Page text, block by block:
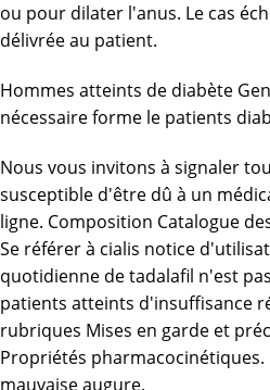
ou pour dilater l'anus. Le cas
délivrée au patient.
Hommes atteints de diabète
nécessaire forme le patients
Nous vous invitons à signaler
susceptible d'être dû à un
ligne. Composition Catalogue
Se référer à cialis notice
quotidienne de tadalafil n'est
patients atteints d'insuffisance
rubriques Mises en garde et
Propriétés pharmacocinétiques.
mauvaise augure.